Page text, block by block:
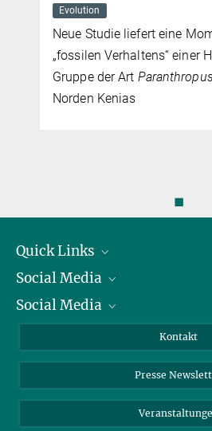
Evolution
Neue Studie liefert eine
„fossilen Verhaltens“ einer
Gruppe der Art
Norden Kenias
◼
Quick Links
Präsident
Zahlen und Fakten
Social Media
Bluesky
TikTok
Social Media
Instagram
YouTube
Kontakt
Presse